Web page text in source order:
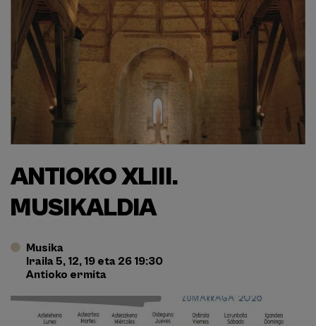
ANTIOKO XLIII.
MUSIKALDIA
Musika
Iraila 5, 12, 19 eta 26 19:30
Antioko ermita